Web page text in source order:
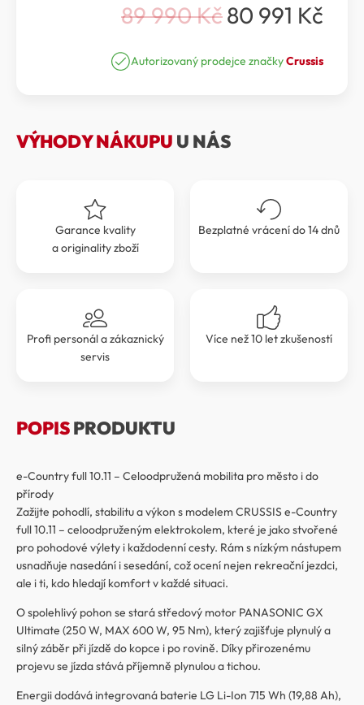
89 990Kč
Původní
cena
byla:
80 991 Kč
Aktuální
cena
je:Autorizovaný prodejce značkyCrussis
VÝHODY NÁKUPU U NÁS
Garance kvality
a originality zboží
Bezplatné vrácení do 14 dnů
Profi personál a zákaznický
servis
Více než 10 let zkušeností
POPISPRODUKTU
e-Country full 10.11 – Celoodpružená mobilita pro město i do
přírody
Zažijte pohodlí, stabilitu a výkon s modelem CRUSSIS e-Country
full 10.11 – celoodpruženým elektrokolem, které je jako stvořené
pro pohodové výlety i každodenní cesty. Rám s nízkým nástupem
usnadňuje nasedání i sesedání, což ocení nejen rekreační jezdci,
ale i ti, kdo hledají komfort v každé situaci.
O spolehlivý pohon se stará středový motor PANASONIC GX
Ultimate (250 W, MAX 600 W, 95 Nm), který zajišťuje plynulý a
silný záběr při jízdě do kopce i po rovině. Díky přirozenému
projevu se jízda stává příjemně plynulou a tichou.
Energii dodává integrovaná baterie LG Li-Ion 715 Wh (19,88 Ah),